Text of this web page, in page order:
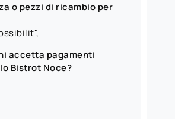
o pezzi di ricambio per
accetta pagamenti
Bistrot Noce?